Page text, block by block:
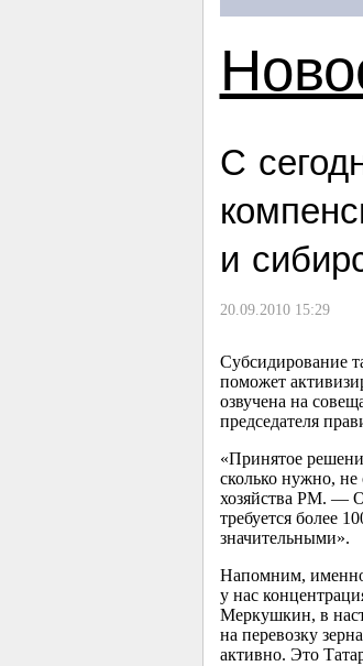
С
и
20.09.2010 15:29
Субсидирование
поможет
озвучена на
председателя
«Принятое
сколько нужно, не
хозяйства РМ. —
требуется более
значительными».
Напомним, именно
у нас
Меркушкин, в
на перевозку
активно. Это